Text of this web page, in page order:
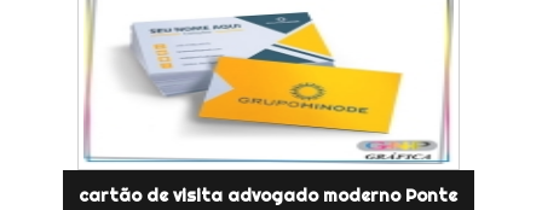
cartão de visita advogado moderno Ponte